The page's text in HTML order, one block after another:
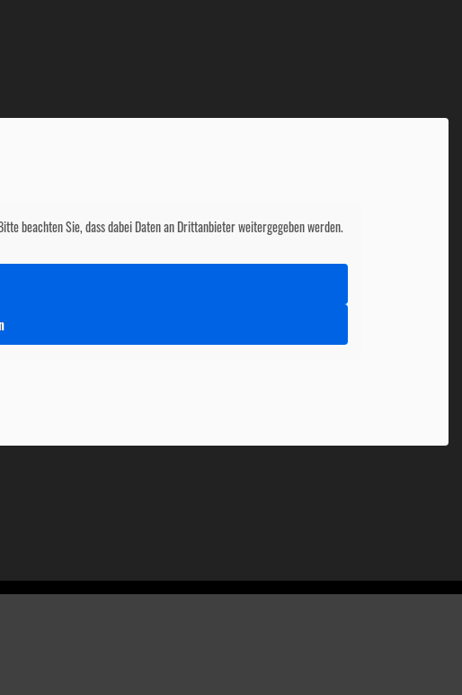
beachten Sie, dass dabei Daten an Drittanbieter weitergegeben werden.